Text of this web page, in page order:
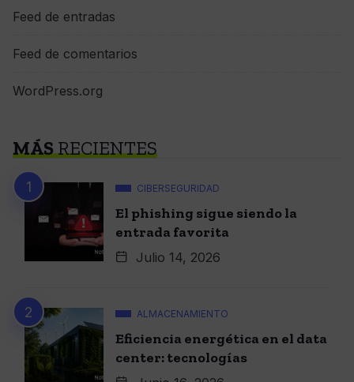
Feed de entradas
Feed de comentarios
WordPress.org
MÁSRECIENTES
CIBERSEGURIDAD
El phishing sigue siendo la
entrada favorita
Julio 14, 2026
ALMACENAMIENTO
Eficiencia energética en el data
center: tecnologías